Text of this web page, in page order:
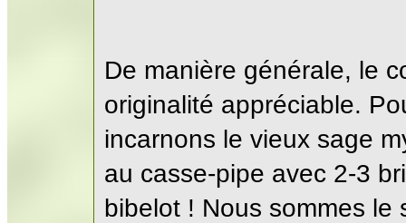
De manière générale, le
originalité appréciable.
incarnons le vieux sage
au casse-pipe avec 2-3
bibelot ! Nous sommes le